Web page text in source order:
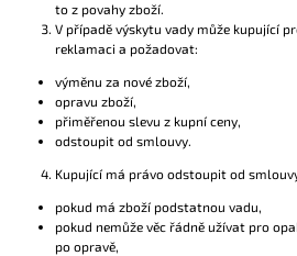
to z povahy zboží.
V případě výskytu vady může kupující
reklamaci a požadovat:
výměnu za nové zboží,
opravu zboží,
přiměřenou slevu z kupní ceny,
odstoupit od smlouvy.
Kupující má právo odstoupit od
pokud má zboží podstatnou vadu,
pokud nemůže věc řádně užívat pro
po opravě,